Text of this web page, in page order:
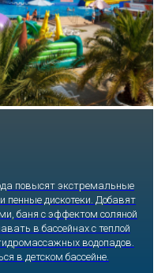
«Сочи
в сказку: встречаешь
получаешь возможность
европейского
квестах и творческих